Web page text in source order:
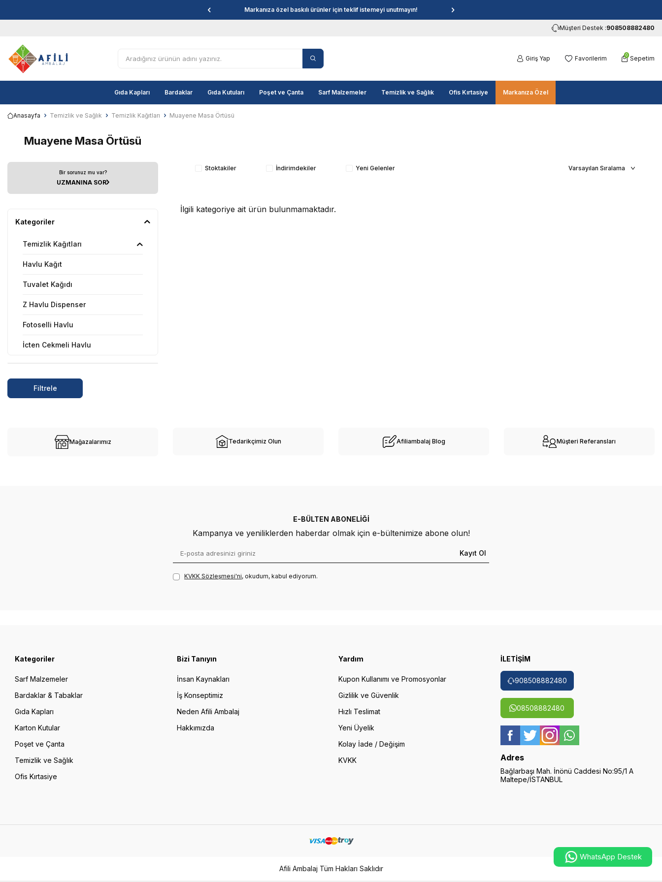
WhatsApp Destek
Markanıza özel baskılı ürünler için teklif istemeyi unutmayın!
Müşteri Destek :908508882480
Giriş Yap Favorilerim 0 Sepetim
Gıda Kapları Bardaklar Gıda Kutuları Poşet ve Çanta Sarf Malzemeler Temizlik ve Sağlık Ofis Kırtasiye Markanıza Özel
Anasayfa Temizlik ve Sağlık Temizlik Kağıtları Muayene Masa Örtüsü
Muayene Masa Örtüsü
Bir sorunuz mu var?
UZMANINA SOR
Kategoriler
Temizlik Kağıtları
Havlu Kağıt
Tuvalet Kağıdı
Z Havlu Dispenser
Fotoselli Havlu
İçten Çekmeli Havlu
İçten Çekmeli Tuvalet Kağıdı
Tümünü Gör
Filtrele
Stoktakiler İndirimdekiler Yeni Gelenler
İlgili kategoriye ait ürün bulunmamaktadır.
Mağazalarımız Tedarikçimiz Olun Afiliambalaj Blog Müşteri Referansları
E-BÜLTEN ABONELIĞI
Kampanya ve yeniliklerden haberdar olmak için e-bültenimize abone olun!
Kayıt Ol
KVKK Sözleşmesi'ni, okudum, kabul ediyorum.
Kategoriler
Sarf Malzemeler
Bardaklar & Tabaklar
Gıda Kapları
Karton Kutular
Poşet ve Çanta
Temizlik ve Sağlık
Ofis Kırtasiye
Bizi Tanıyın
İnsan Kaynakları
İş Konseptimiz
Neden Afili Ambalaj
Hakkımızda
Yardım
Kupon Kullanımı ve Promosyonlar
Gizlilik ve Güvenlik
Hızlı Teslimat
Yeni Üyelik
Kolay İade / Değişim
KVKK
İLETİŞİM
908508882480
08508882480
Adres
Bağlarbaşı Mah. İnönü Caddesi No:95/1 A
Maltepe/İSTANBUL
Afili Ambalaj Tüm Hakları Saklıdır